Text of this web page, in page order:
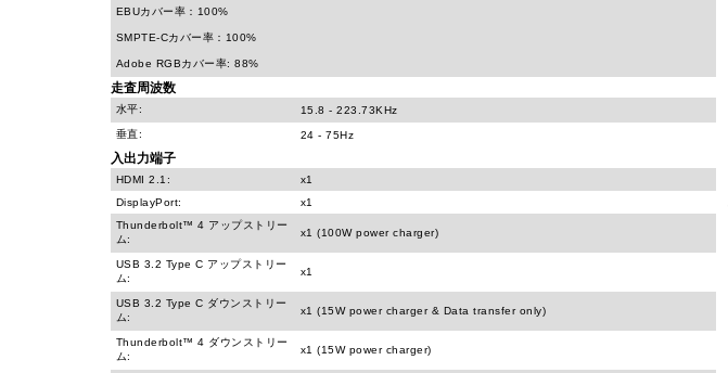
EBUカバー率：100%
SMPTE-Cカバー率：100%
Adobe RGBカバー率: 88%
走査周波数
水平:
15.8 - 223.73KHz
垂直:
24 - 75Hz
入出力端子
HDMI 2.1:
x1
DisplayPort:
x1
Thunderbolt™ 4 アップストリー
ム:
x1 (100W power charger)
USB 3.2 Type C アップストリー
ム:
x1
USB 3.2 Type C ダウンストリー
ム:
x1 (15W power charger & Data transfer only)
Thunderbolt™ 4 ダウンストリー
ム:
x1 (15W power charger)